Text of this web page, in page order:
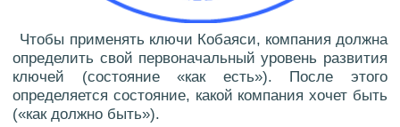
Чтобы применять ключи Кобаяси, компания должна
определить свой первоначальный уровень развития
ключей (состояние «как есть»). После этого
определяется состояние, какой компания хочет быть
(«как должно быть»).